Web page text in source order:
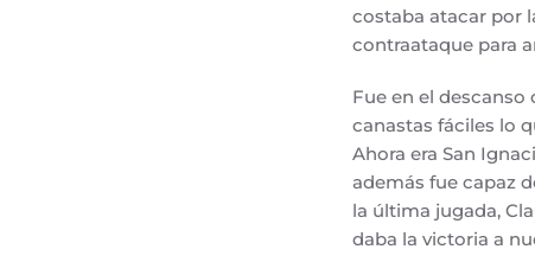
costaba atacar por
contraataque para
Fue en el
canastas fáciles lo
Ahora era San
además fue capaz
la última jugada,
daba la victoria a